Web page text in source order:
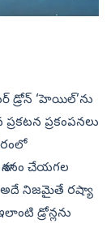
డ్రోన్‌ ‘హెయిల్‌’ను
ప్రకంపనలు
చేయగల
అదే నిజమైతే రష్యా
డ్రోన్లను